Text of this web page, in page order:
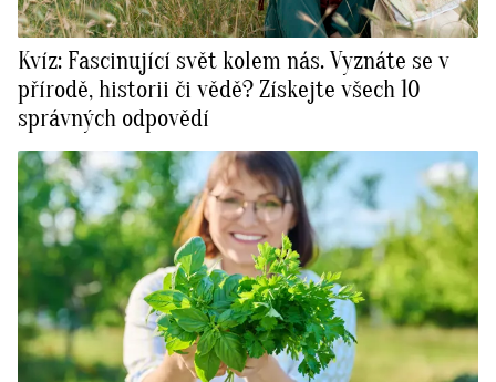
Kvíz: Fascinující svět kolem nás. Vyznáte se v
přírodě, historii či vědě? Získejte všech 10
správných odpovědí